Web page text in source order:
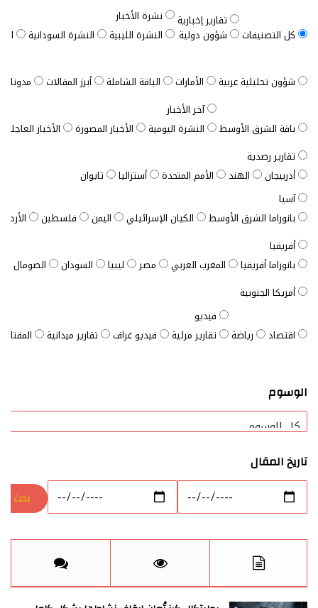
كل التصنيفات
تقارير إخبارية
شؤون دولية
نشرة الأخبار
النشرة الليبية
النشرة السودانية
شؤون تحليلية عربية الأمارات الباقة الشاملة أبرز المقالات مدونات
باقة الشرق الأوسط
آخر الأخبار
النشرة اليومية
الأخبار المصورة
الأخبار العاجلة
تقارير رصدية
أذربيجان
الهند الأمم المتحدة أستراليا
تايوان
آسيا
بانوراما الشرق الأوسط
الكيان الإسرائيلي اليمن فلسطين
الأردن
أفريقيا
بانوراما أفريقيا
المغرب العربي مصر ليبيا السودان الصومال
أمريكا الجنوبية
اقتصاد رياضة
فيديو
تقارير مرئية
فيديو غراف تقارير ميدانية
الوسوم
تاريخ المقال